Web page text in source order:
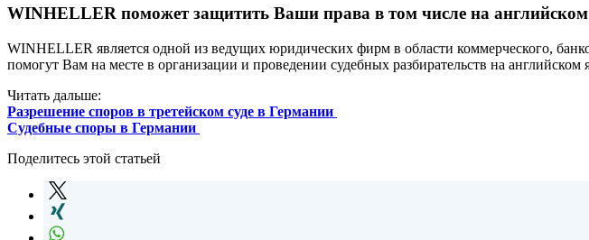
WINHELLER поможет защитить Ваши права в том числе на
WINHELLER является одной из ведущих юридических фирм в области коммерческого,
помогут Вам на месте в организации и проведении судебных разбирательств на английском
Читать дальше:
Разрешение споров в третейском суде в Германии
Судебные споры в Германии
Поделитесь этой статьей